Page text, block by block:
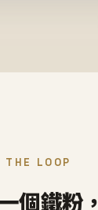
THE LOOP
個鐵粉，